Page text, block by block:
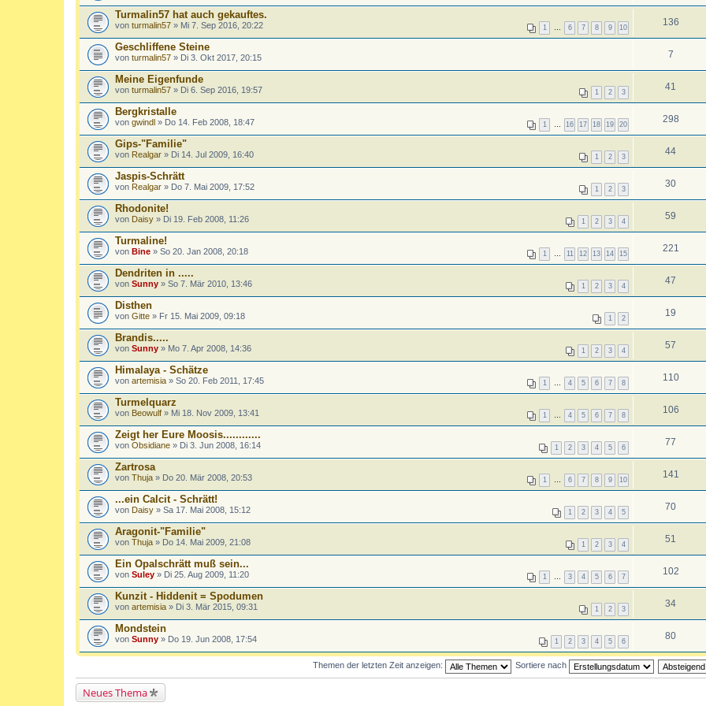
Turmalin57 hat auch gekauftes.
1 6 7 8 9 10
von turmalin57 » Mi 7. Sep 2016, 20:22 136
Geschliffene Steine
von turmalin57 » Di 3. Okt 2017, 20:15 7
Meine Eigenfunde
1 2 3
von turmalin57 » Di 6. Sep 2016, 19:57 41
Bergkristalle
1 16 17 18 19 20
von gwindl » Do 14. Feb 2008, 18:47 298
Gips-"Familie"
1 2 3
von Realgar » Di 14. Jul 2009, 16:40 44
Jaspis-Schrätt
1 2 3
von Realgar » Do 7. Mai 2009, 17:52 30
Rhodonite!
1 2 3 4
von Daisy » Di 19. Feb 2008, 11:26 59
Turmaline!
1 11 12 13 14 15
von Bine » So 20. Jan 2008, 20:18 221
Dendriten in .....
1 2 3 4
von Sunny » So 7. Mär 2010, 13:46 47
Disthen
1 2
von Gitte » Fr 15. Mai 2009, 09:18 19
Brandis.....
1 2 3 4
von Sunny » Mo 7. Apr 2008, 14:36 57
Himalaya - Schätze
1 4 5 6 7 8
von artemisia » So 20. Feb 2011, 17:45 110
Turmelquarz
1 4 5 6 7 8
von Beowulf » Mi 18. Nov 2009, 13:41 106
Zeigt her Eure Moosis............
1 2 3 4 5 6
von Obsidiane » Di 3. Jun 2008, 16:14 77
Zartrosa
1 6 7 8 9 10
von Thuja » Do 20. Mär 2008, 20:53 141
...ein Calcit - Schrätt!
1 2 3 4 5
von Daisy » Sa 17. Mai 2008, 15:12 70
Aragonit-"Familie"
1 2 3 4
von Thuja » Do 14. Mai 2009, 21:08 51
Ein Opalschrätt muß sein...
1 3 4 5 6 7
von Suley » Di 25. Aug 2009, 11:20 102
Kunzit - Hiddenit = Spodumen
1 2 3
von artemisia » Di 3. Mär 2015, 09:31 34
Mondstein
1 2 3 4 5 6
von Sunny » Do 19. Jun 2008, 17:54 80
Themen der letzten Zeit anzeigen: Sortiere nach
Neues Thema